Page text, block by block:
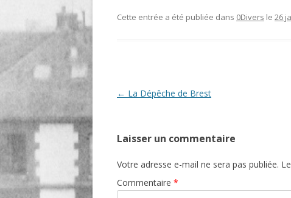
Cette entrée a été publiée dans 0Divers le 26
Navigation
← La Dépêche de Brest
Laisser un commentaire
Votre adresse e-mail ne sera pas publiée.
Commentaire *